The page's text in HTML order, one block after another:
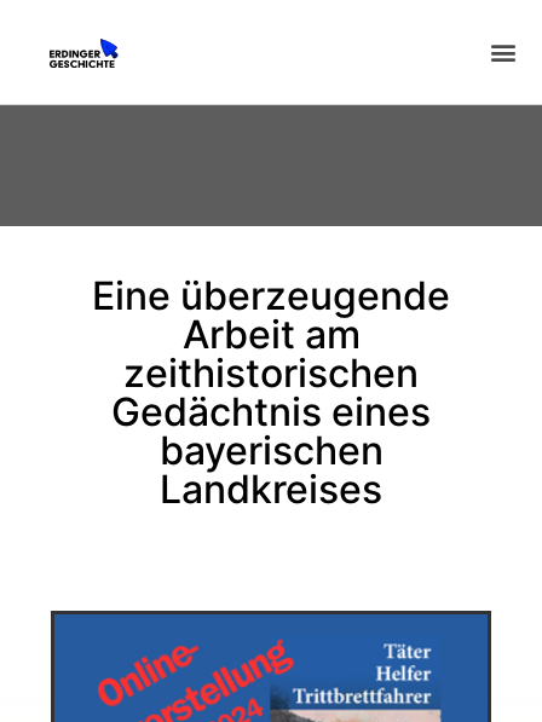
Eine überzeugende
Arbeit am
zeithistorischen
Gedächtnis eines
bayerischen
Landkreises